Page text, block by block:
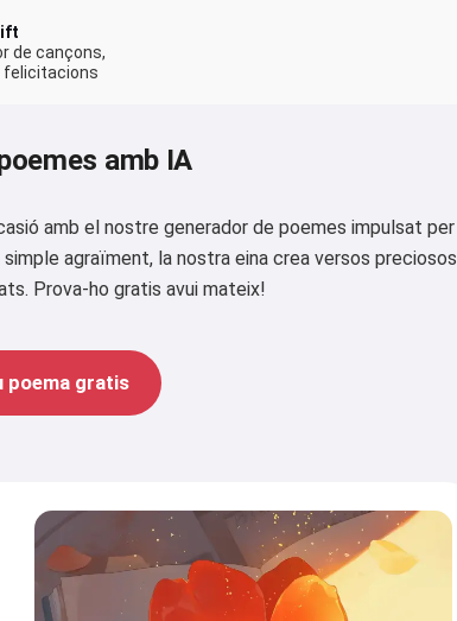
de cançons,
felicitacions
amb IA
amb el nostre generador de poemes impulsat per
simple agraïment, la nostra eina crea versos preciosos
Prova-ho gratis avui mateix!
poema gratis